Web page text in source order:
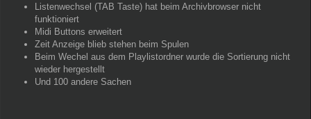
Listenwechsel (TAB Taste) hat beim Archivbrowser nicht
funktioniert
Midi Buttons erweitert
Zeit Anzeige blieb stehen beim Spulen
Beim Wechel aus dem Playlistordner wurde die Sortierung nicht
wieder hergestellt
Und 100 andere Sachen